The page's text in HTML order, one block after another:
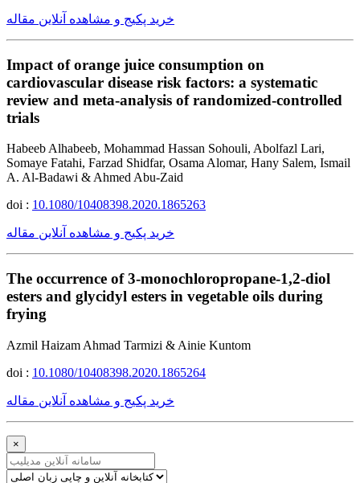
خرید پکیج و مشاهده آنلاین مقاله
Impact of orange juice consumption on
cardiovascular disease risk factors: a systematic
review and meta-analysis of randomized-controlled
trials
Habeeb Alhabeeb, Mohammad Hassan Sohouli, Abolfazl Lari,
Somaye Fatahi, Farzad Shidfar, Osama Alomar, Hany Salem, Ismail
A. Al-Badawi & Ahmed Abu-Zaid
doi : 10.1080/10408398.2020.1865263
خرید پکیج و مشاهده آنلاین مقاله
The occurrence of 3-monochloropropane-1,2-diol
esters and glycidyl esters in vegetable oils during
frying
Azmil Haizam Ahmad Tarmizi & Ainie Kuntom
doi : 10.1080/10408398.2020.1865264
خرید پکیج و مشاهده آنلاین مقاله
×